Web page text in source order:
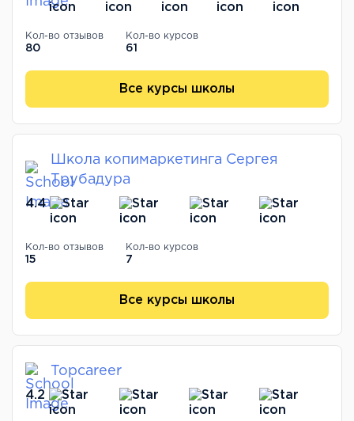
Кол-во отзывов
80
Кол-во курсов
61
Все курсы школы
Школа копимаркетинга Сергея
Трубадура
4.4
Кол-во отзывов
15
Кол-во курсов
7
Все курсы школы
Topcareer
4.2